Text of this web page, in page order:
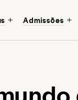
Admissões